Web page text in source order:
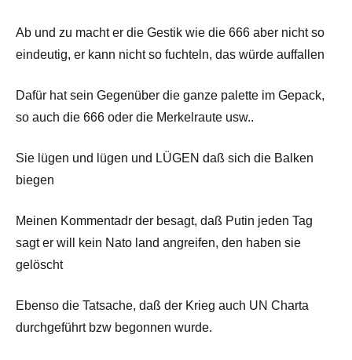
Ab und zu macht er die Gestik wie die 666 aber nicht so
eindeutig, er kann nicht so fuchteln, das würde auffallen
Dafür hat sein Gegenüber die ganze palette im Gepack,
so auch die 666 oder die Merkelraute usw..
Sie lügen und lügen und LÜGEN daß sich die Balken
biegen
Meinen Kommentadr der besagt, daß Putin jeden Tag
sagt er will kein Nato land angreifen, den haben sie
gelöscht
Ebenso die Tatsache, daß der Krieg auch UN Charta
durchgeführt bzw begonnen wurde.